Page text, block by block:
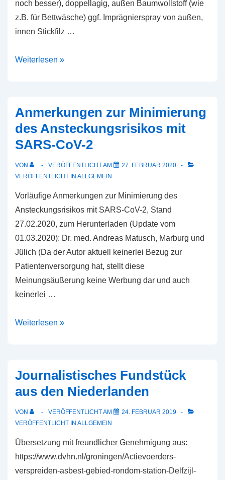
noch besser), doppellagig, außen Baumwollstoff (wie
z.B. für Bettwäsche) ggf. Imprägnierspray von außen,
innen Stickfilz …
Aktuelle
Pandemie
Weiterlesen »
Anmerkungen zur Minimierung
des Ansteckungsrisikos mit
SARS-CoV-2
VON VERÖFFENTLICHT AM
27. FEBRUAR 2020
VERÖFFENTLICHT IN ALLGEMEIN
Vorläufige Anmerkungen zur Minimierung des
Ansteckungsrisikos mit SARS-CoV-2, Stand
27.02.2020, zum Herunterladen (Update vom
01.03.2020): Dr. med. Andreas Matusch, Marburg und
Jülich (Da der Autor aktuell keinerlei Bezug zur
Patientenversorgung hat, stellt diese
Meinungsäußerung keine Werbung dar und auch
keinerlei …
Anmerkungen
Ansteckungsrisikos
mit
SARS-
CoV-
Weiterlesen »
Journalistisches Fundstück
aus den Niederlanden
VON VERÖFFENTLICHT AM
24. FEBRUAR 2019
VERÖFFENTLICHT IN ALLGEMEIN
Übersetzung mit freundlicher Genehmigung aus:
https://www.dvhn.nl/groningen/Actievoerders-
verspreiden-asbest-gebied-rondom-station-Delfzijl-